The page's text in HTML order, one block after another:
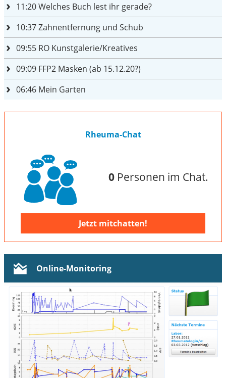
11:20Welches Buch lest ihr gerade?
10:37Zahnentfernung und Schub
09:55 RO Kunstgalerie/Kreatives
09:09 FFP2 Masken (ab 15.12.20?)
06:46 Mein Garten
Rheuma-Chat
0Personen im Chat.
Jetzt mitchatten!
Online-Monitoring